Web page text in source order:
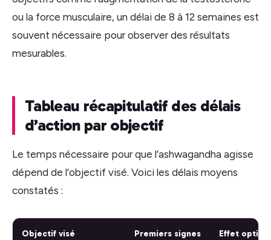
ou la force musculaire, un délai de 8 à 12 semaines est
souvent nécessaire pour observer des résultats
mesurables.
Tableau récapitulatif des délais
d’action par objectif
Le temps nécessaire pour que l’ashwagandha agisse
dépend de l’objectif visé. Voici les délais moyens
constatés :
Objectif visé Premiers signes Effet